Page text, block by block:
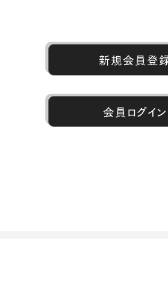
新規会員登
会員ログイン